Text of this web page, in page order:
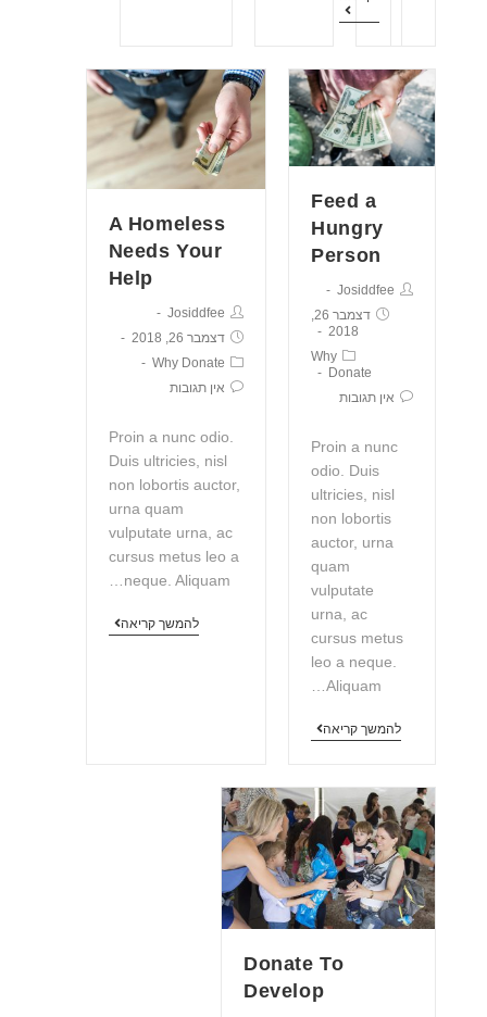
Feed a
Hungry
Person
Josiddfee
2018
Why
Donate
אין תגובות
Proin a nunc
odio. Duis
ultricies, nisl
non lobortis
auctor, urna
quam
vulputate
urna, ac
cursus metus
leo a neque.
Aliquam…
להמשך קריאה
A Homeless
Needs Your
Help
Josiddfee
דצמבר 26, 2018
Why Donate
אין תגובות
Proin a nunc odio.
Duis ultricies, nisl
non lobortis auctor,
urna quam
vulputate urna, ac
cursus metus leo a
neque. Aliquam…
להמשך קריאה
Donate To
Develop